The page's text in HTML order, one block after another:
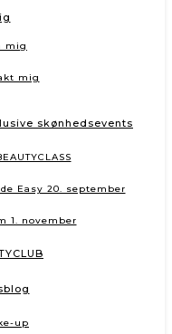
mig
mig
skønhedsevents
Easy 20. september
1. november
up